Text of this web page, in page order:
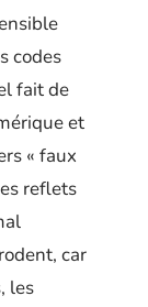
codes
fait de
et
« faux
reflets
car
les